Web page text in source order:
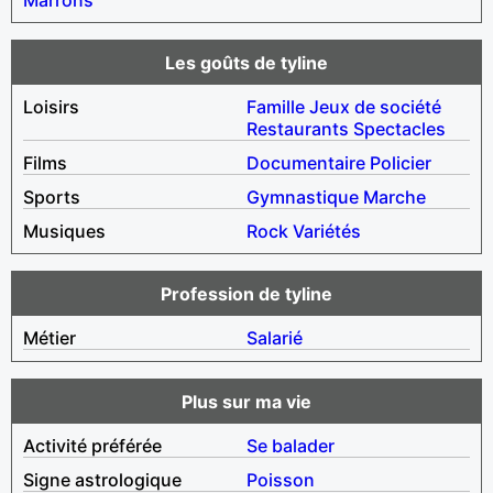
Les goûts de tyline
Loisirs
Famille Jeux de société
Restaurants Spectacles
Films
Documentaire Policier
Sports
Gymnastique Marche
Musiques
Rock Variétés
Profession de tyline
Métier
Salarié
Plus sur ma vie
Activité préférée
Se balader
Signe astrologique
Poisson